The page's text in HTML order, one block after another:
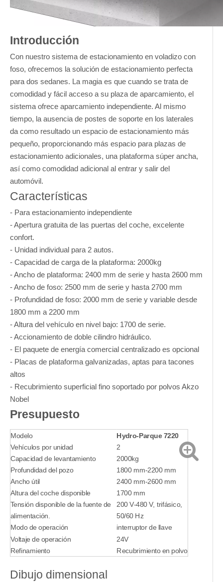
Introducción
Con nuestro sistema de estacionamiento en voladizo con
foso, ofrecemos la solución de estacionamiento perfecta
para dos sedanes. La magia es que cuando se trata de
comodidad y fácil acceso a su plaza de aparcamiento, el
sistema ofrece aparcamiento independiente. Al mismo
tiempo, la ausencia de postes de soporte en los laterales
da como resultado un espacio de estacionamiento más
pequeño, proporcionando más espacio para plazas de
estacionamiento adicionales, una plataforma súper ancha,
así como comodidad adicional al entrar y salir del
automóvil.
Características
- Para estacionamiento independiente
- Apertura gratuita de las puertas del coche, excelente
confort.
- Unidad individual para 2 autos.
- Capacidad de carga de la plataforma: 2000kg
- Ancho de plataforma: 2400 mm de serie y hasta 2600 mm
- Ancho de foso: 2500 mm de serie y hasta 2700 mm
- Profundidad de foso: 2000 mm de serie y variable desde
1800 mm a 2200 mm
- Altura del vehículo en nivel bajo: 1700 de serie.
- Accionamiento de doble cilindro hidráulico.
- El paquete de energía comercial centralizado es opcional
- Placas de plataforma galvanizadas, aptas para tacones
altos
- Recubrimiento superficial fino soportado por polvos Akzo
Nobel
Presupuesto
Modelo Hydro-Parque 7220
Vehículos por unidad
2
Capacidad de levantamiento
2000kg
Profundidad del pozo
1800 mm-2200 mm
Ancho útil
2400 mm-2600 mm
Altura del coche disponible
1700 mm
Tensión disponible de la fuente de
alimentación.
200 V-480 V, trifásico,
50/60 Hz
Modo de operación
interruptor de llave
Voltaje de operación
24V
Refinamiento
Recubrimiento en polvo
Dibujo dimensional